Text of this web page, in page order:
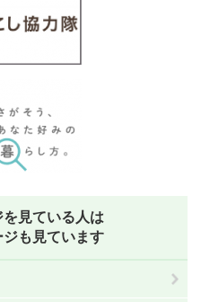
を見ている人は
ジも見ています